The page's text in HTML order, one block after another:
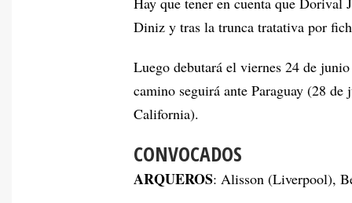
Diniz y tras la trunca tratativa por
Luego debutará el viernes 24 de
camino seguirá ante Paraguay (28
California).
CONVOCADOS
ARQUEROS: Alisson (Liverpool),